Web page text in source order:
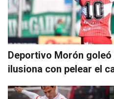
Deportivo Morón
ilusiona con pelear el